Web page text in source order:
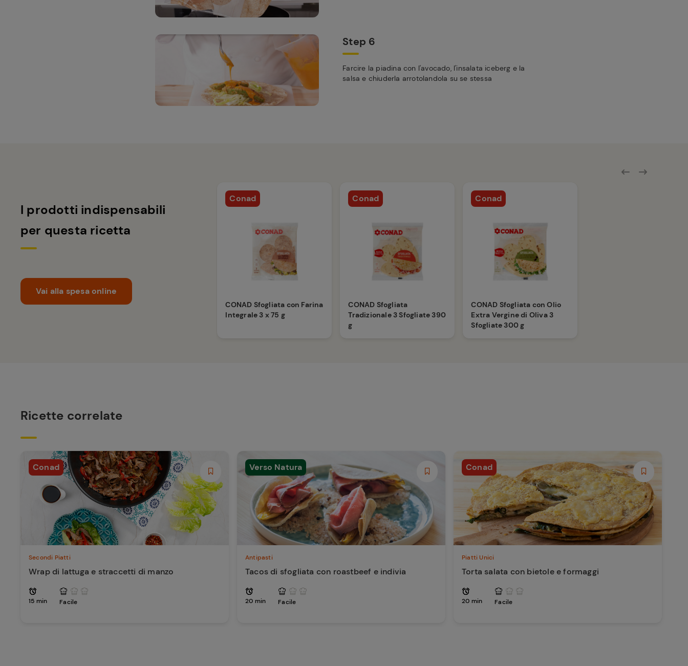
Step 6
Farcire la piadina con l'avocado, l'insalata iceberg e la
salsa e chiuderla arrotolandola su se stessa
I prodotti indispensabili
per questa ricetta
Vai alla spesa online
Conad
CONAD Sfogliata con Farina
Integrale 3 x 75 g
Conad
CONAD Sfogliata
Tradizionale 3 Sfogliate 390
g
Conad
CONAD Sfogliata con Olio
Extra Vergine di Oliva 3
Sfogliate 300 g
Ricette correlate
Conad
Secondi Piatti
Wrap di lattuga e straccetti di manzo
15 min Facile
Verso Natura
Antipasti
Tacos di sfogliata con roastbeef e indivia
20 min Facile
Conad
Piatti Unici
Torta salata con bietole e formaggi
20 min Facile